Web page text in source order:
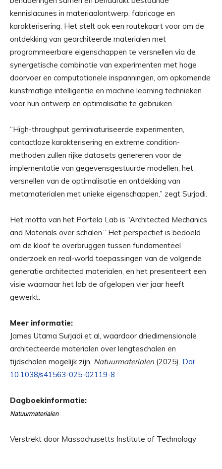
kennislacunes in materiaalontwerp, fabricage en
karakterisering. Het stelt ook een routekaart voor om de
ontdekking van gearchiteerde materialen met
programmeerbare eigenschappen te versnellen via de
synergetische combinatie van experimenten met hoge
doorvoer en computationele inspanningen, om opkomende
kunstmatige intelligentie en machine learning technieken
voor hun ontwerp en optimalisatie te gebruiken.
“High-throughput geminiaturiseerde experimenten,
contactloze karakterisering en extreme condition-
methoden zullen rijke datasets genereren voor de
implementatie van gegevensgestuurde modellen, het
versnellen van de optimalisatie en ontdekking van
metamaterialen met unieke eigenschappen,” zegt Surjadi.
Het motto van het Portela Lab is “Architected Mechanics
and Materials over schalen.” Het perspectief is bedoeld
om de kloof te overbruggen tussen fundamenteel
onderzoek en real-world toepassingen van de volgende
generatie architected materialen, en het presenteert een
visie waarnaar het lab de afgelopen vier jaar heeft
gewerkt.
Meer informatie:
James Utama Surjadi et al, waardoor driedimensionale
architecteerde materialen over lengteschalen en
tijdschalen mogelijk zijn, Natuurmaterialen (2025). Doi:
10.1038/s41563-025-02119-8
Dagboekinformatie:
Natuurmaterialen
Verstrekt door Massachusetts Institute of Technology